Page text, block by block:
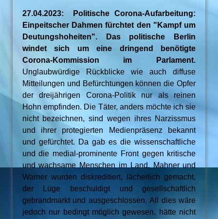
27.04.2023: Politische Corona-Aufarbeitung:
Einpeitscher Dahmen fürchtet den "Kampf um
Deutungshoheiten". Das politische Berlin
windet sich um eine dringend benötigte
Corona-Kommission im Parlament.
Unglaubwürdige Rückblicke wie auch diffuse
Mitteilungen und Befürchtungen können die Opfer
der dreijährigen Corona-Politik nur als reinen
Hohn empfinden. Die Täter, anders möchte ich sie
nicht bezeichnen, sind wegen ihres Narzissmus
und ihrer protegierten Medienpräsenz bekannt
und gefürchtet. Da gab es die wissenschaftliche
und die medial-prominente Front gegen kritische
und wachsame Menschen im Land. Mahner und
Warner wurden diskreditiert, lächerlich gemacht,
der Lüge beschuldigt und gesellschaftlich
gebrandmarkt und ausgeschlossen. All dies wäre
jedoch nur bedingt möglich gewesen, hätte nicht